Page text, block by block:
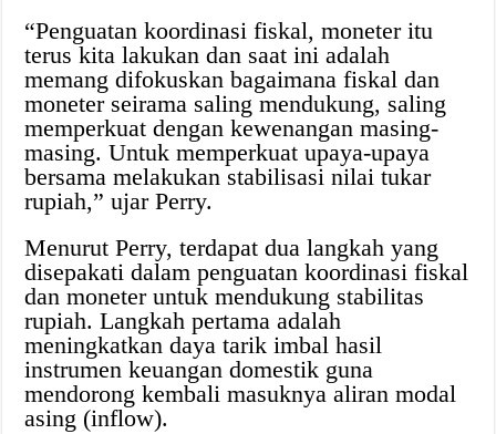
“Penguatan koordinasi fiskal, moneter itu
terus kita lakukan dan saat ini adalah
memang difokuskan bagaimana fiskal dan
moneter seirama saling mendukung, saling
memperkuat dengan kewenangan masing-
masing. Untuk memperkuat upaya-upaya
bersama melakukan stabilisasi nilai tukar
rupiah,” ujar Perry.
Menurut Perry, terdapat dua langkah yang
disepakati dalam penguatan koordinasi fiskal
dan moneter untuk mendukung stabilitas
rupiah.‎ Langkah pertama adalah
meningkatkan daya tarik imbal hasil
instrumen keuangan domestik guna
mendorong kembali masuknya aliran modal
asing (inflow).‎